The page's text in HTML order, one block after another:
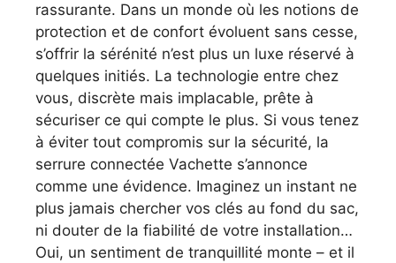
rassurante. Dans un monde où les notions de
protection et de confort évoluent sans cesse,
s’offrir la sérénité n’est plus un luxe réservé à
quelques initiés. La technologie entre chez
vous, discrète mais implacable, prête à
sécuriser ce qui compte le plus. Si vous tenez
à éviter tout compromis sur la sécurité, la
serrure connectée Vachette s’annonce
comme une évidence. Imaginez un instant ne
plus jamais chercher vos clés au fond du sac,
ni douter de la fiabilité de votre installation…
Oui, un sentiment de tranquillité monte – et il